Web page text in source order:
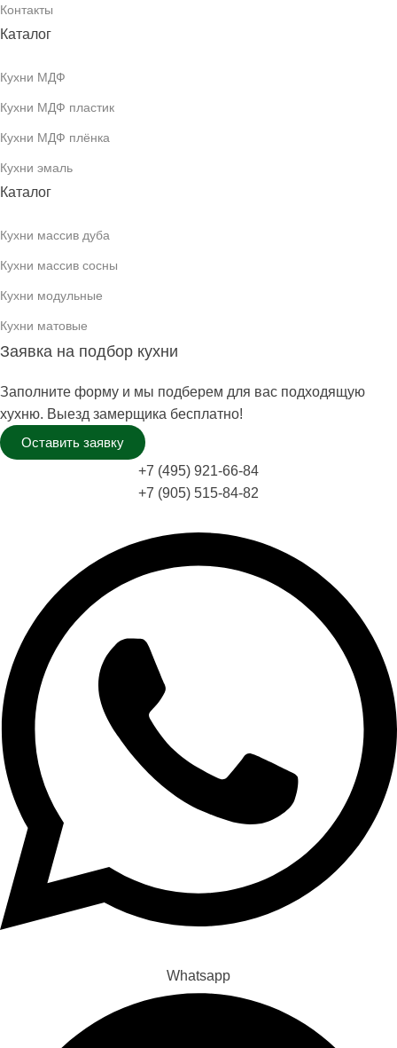
Контакты
Каталог
Кухни МДФ
Кухни МДФ пластик
Кухни МДФ плёнка
Кухни эмаль
Каталог
Кухни массив дуба
Кухни массив сосны
Кухни модульные
Кухни матовые
Заявка на подбор кухни
Заполните форму и мы подберем для вас подходящую
хухню. Выезд замерщика бесплатно!
Оставить заявку
+7 (495) 921-66-84
+7 (905) 515-84-82
Whatsapp